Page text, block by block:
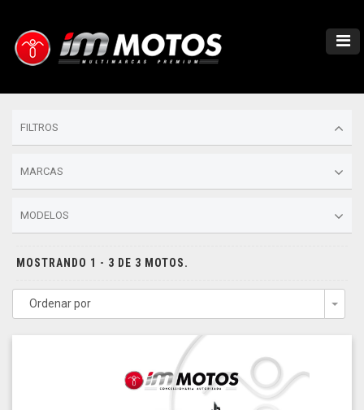
FILTROS
MARCAS
MODELOS
MOSTRANDO 1 - 3 DE 3 MOTOS.
Ordenar por